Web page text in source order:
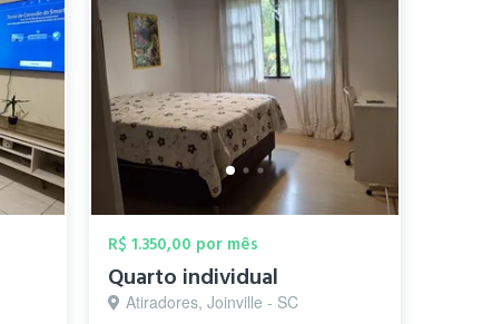
R$ 1.350,00 por mês
Quarto individual
Atiradores, Joinville - SC